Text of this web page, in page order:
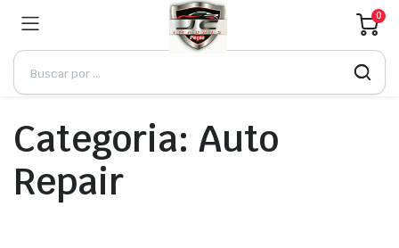
0
Categoria: Auto
Repair